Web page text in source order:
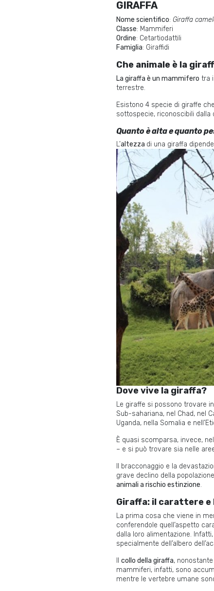
GIRAFFA
Nome scientifico: Giraffa
Classe: Mammiferi
Ordine: Cetartiodattili
Famiglia: Giraffidi
Che animale è la
La giraffa è un mammifero tra
terrestre.
Esistono 4 specie di giraffe
sottospecie, riconoscibili dalla
Quanto è alta e quanto
L’altezza di una giraffa
Dove vive la giraffa?
Le giraffe si possono trovare
Sub-sahariana, nel Chad, nel
Uganda, nella Somalia e
È quasi scomparsa, invece,
– e si può trovare sia nelle
Il bracconaggio e la
grave declino della
animali a rischio estinzione.
Giraffa: il carattere e
La prima cosa che viene in
conferendole quell’aspetto
dalla loro alimentazione.
specialmente dell’albero
collo della giraffa,
mammiferi, infatti, sono
mentre le vertebre umane